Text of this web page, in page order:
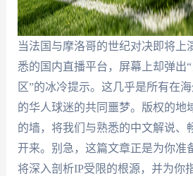
当法国与摩洛哥的世纪对决即将上
悉的国内直播平台，屏幕上却弹出
区”的冰冷提示。这几乎是所有在
的华人球迷的共同噩梦。版权的地
的墙，将我们与熟悉的中文解说、
开来。别急，这篇文章正是为你准
将深入剖析IP受限的根源，并为你